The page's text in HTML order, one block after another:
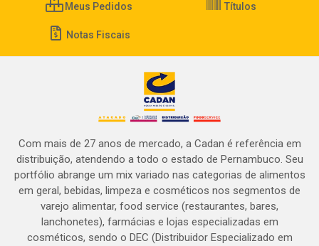
Meus Pedidos Títulos
Notas Fiscais
Com mais de 27 anos de mercado, a Cadan é referência em
distribuição, atendendo a todo o estado de Pernambuco. Seu
portfólio abrange um mix variado nas categorias de alimentos
em geral, bebidas, limpeza e cosméticos nos segmentos de
varejo alimentar, food service (restaurantes, bares,
lanchonetes), farmácias e lojas especializadas em
cosméticos, sendo o DEC (Distribuidor Especializado em